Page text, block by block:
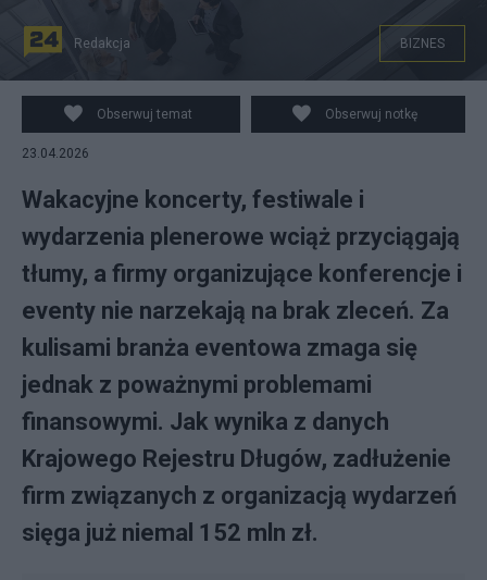
Zdjęcie ilustracyjne, źródło: Canva
Redakcja BIZNES
Obserwuj temat Obserwuj notkę
23.04.2026
Wakacyjne koncerty, festiwale i
wydarzenia plenerowe wciąż przyciągają
tłumy, a firmy organizujące konferencje i
eventy nie narzekają na brak zleceń. Za
kulisami branża eventowa zmaga się
jednak z poważnymi problemami
finansowymi. Jak wynika z danych
Krajowego Rejestru Długów, zadłużenie
firm związanych z organizacją wydarzeń
sięga już niemal 152 mln zł.